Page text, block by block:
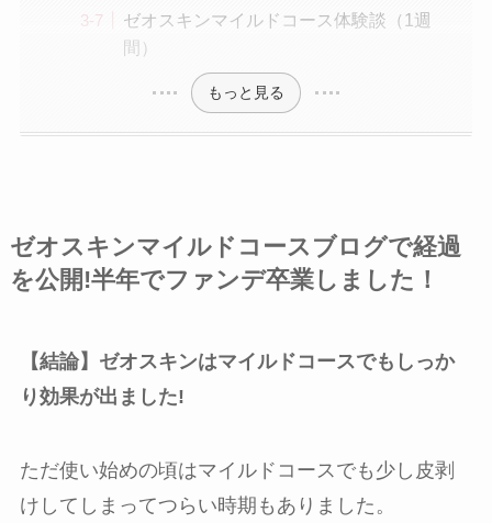
ゼオスキンマイルドコース体験談（1週
間）
もっと見る
ゼオスキンマイルドコースブログで経過
を公開!半年でファンデ卒業しました！
【結論】ゼオスキンはマイルドコースでもしっか
り効果が出ました!
ただ使い始めの頃はマイルドコースでも少し皮剥
けしてしまってつらい時期もありました。